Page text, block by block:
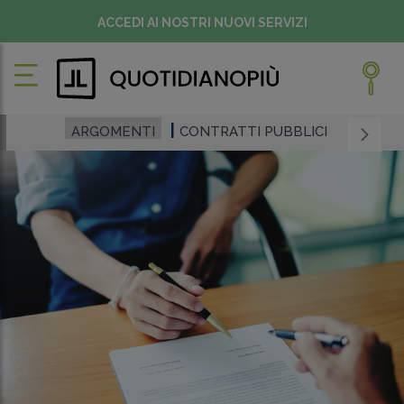
ACCEDI AI NOSTRI NUOVI SERVIZI
ARGOMENTI CONTRATTI PUBBLICI